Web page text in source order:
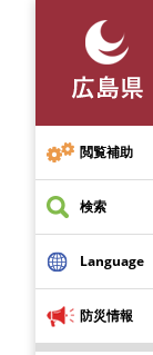
先
頭
で
す
閲覧補助
検索
Language
防災情報